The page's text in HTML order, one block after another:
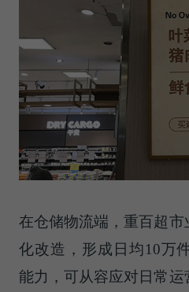
在仓储物流端，重百超
化改造，形成日均10万
能力，可从容应对日常